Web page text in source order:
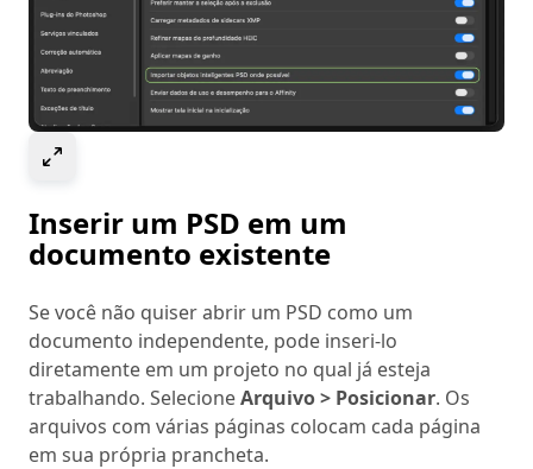
Inserir um PSD em um
documento existente
Se você não quiser abrir um PSD como um
documento independente, pode inseri-lo
diretamente em um projeto no qual já esteja
trabalhando. SelecioneArquivo > Posicionar. Os
arquivos com várias páginas colocam cada página
em sua própria prancheta.